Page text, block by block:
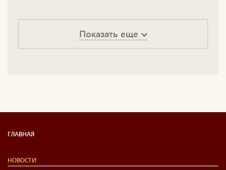
Показать еще
ГЛАВНАЯ
НОВОСТИ